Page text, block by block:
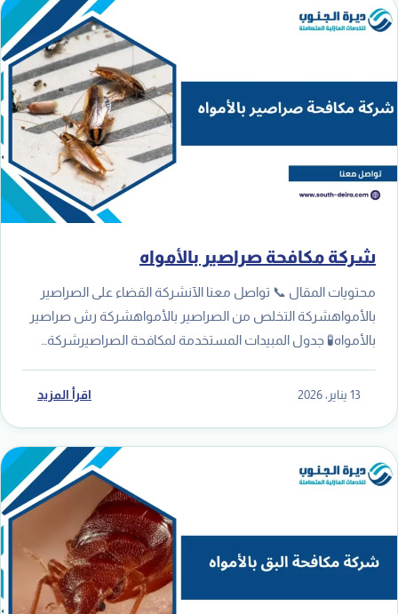
شركة مكافحة صراصير بالأمواه
محتويات المقال 📞 تواصل معنا الآنشركة القضاء على الصراصير
بالأمواهشركة التخلص من الصراصير بالأمواهشركة رش صراصير
بالأمواه🧪 جدول المبيدات المستخدمة لمكافحة الصراصيرشركة…
13 يناير، 2026 اقرأ المزيد